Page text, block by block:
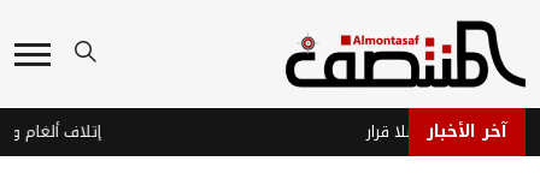
آخر الأخبار
وحرب بلا قرار